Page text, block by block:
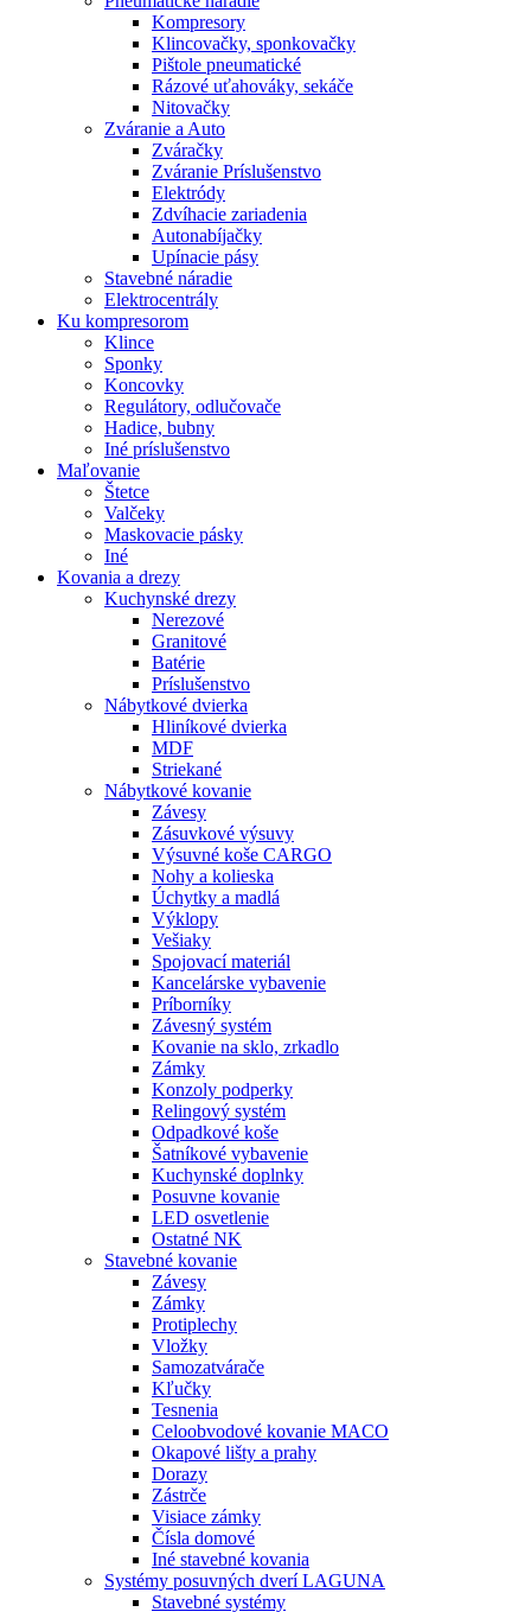
Kompresory
Klincovačky, sponkovačky
Pištole pneumatické
Rázové uťahováky, sekáče
Nitovačky
Zváranie a Auto
Zváračky
Zváranie Príslušenstvo
Elektródy
Zdvíhacie zariadenia
Autonabíjačky
Upínacie pásy
Stavebné náradie
Elektrocentrály
Ku kompresorom
Klince
Sponky
Koncovky
Regulátory, odlučovače
Hadice, bubny
Iné príslušenstvo
Maľovanie
Štetce
Valčeky
Maskovacie pásky
Iné
Kovania a drezy
Kuchynské drezy
Nerezové
Granitové
Batérie
Príslušenstvo
Nábytkové dvierka
Hliníkové dvierka
MDF
Striekané
Nábytkové kovanie
Závesy
Zásuvkové výsuvy
Výsuvné koše CARGO
Nohy a kolieska
Úchytky a madlá
Výklopy
Vešiaky
Spojovací materiál
Kancelárske vybavenie
Príborníky
Závesný systém
Kovanie na sklo, zrkadlo
Zámky
Konzoly podperky
Relingový systém
Odpadkové koše
Šatníkové vybavenie
Kuchynské doplnky
Posuvne kovanie
LED osvetlenie
Ostatné NK
Stavebné kovanie
Závesy
Zámky
Protiplechy
Vložky
Samozatvárače
Kľučky
Tesnenia
Celoobvodové kovanie MACO
Okapové lišty a prahy
Dorazy
Zástrče
Visiace zámky
Čísla domové
Iné stavebné kovania
Systémy posuvných dverí LAGUNA
Stavebné systémy